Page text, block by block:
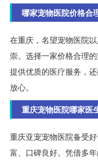
哪家宠物医院价格合
在重庆，名望宠物医院
崇。选择一家价格合理
提供优质的医疗服务，
放心。
重庆宠物医院哪家医
重庆亚宠宠物医院备受
富、口碑良好。凭借多